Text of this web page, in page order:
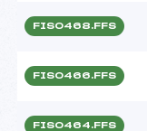
FIS0468.FFS
FIS0466.FFS
FIS0464.FFS